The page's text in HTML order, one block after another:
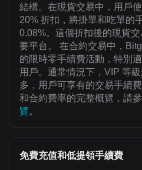
結構。在現貨交易中，用戶
20% 折扣，將掛單和吃單的
0.08%。這個折扣後的現貨
要平台。 在合約交易中，
的限時零手續費活動，特別
用戶。通常情況下，VIP 等
多，用戶可享有的交易手續
和合約費率的完整概覽，請
覽。
免費充值和低提領手續費